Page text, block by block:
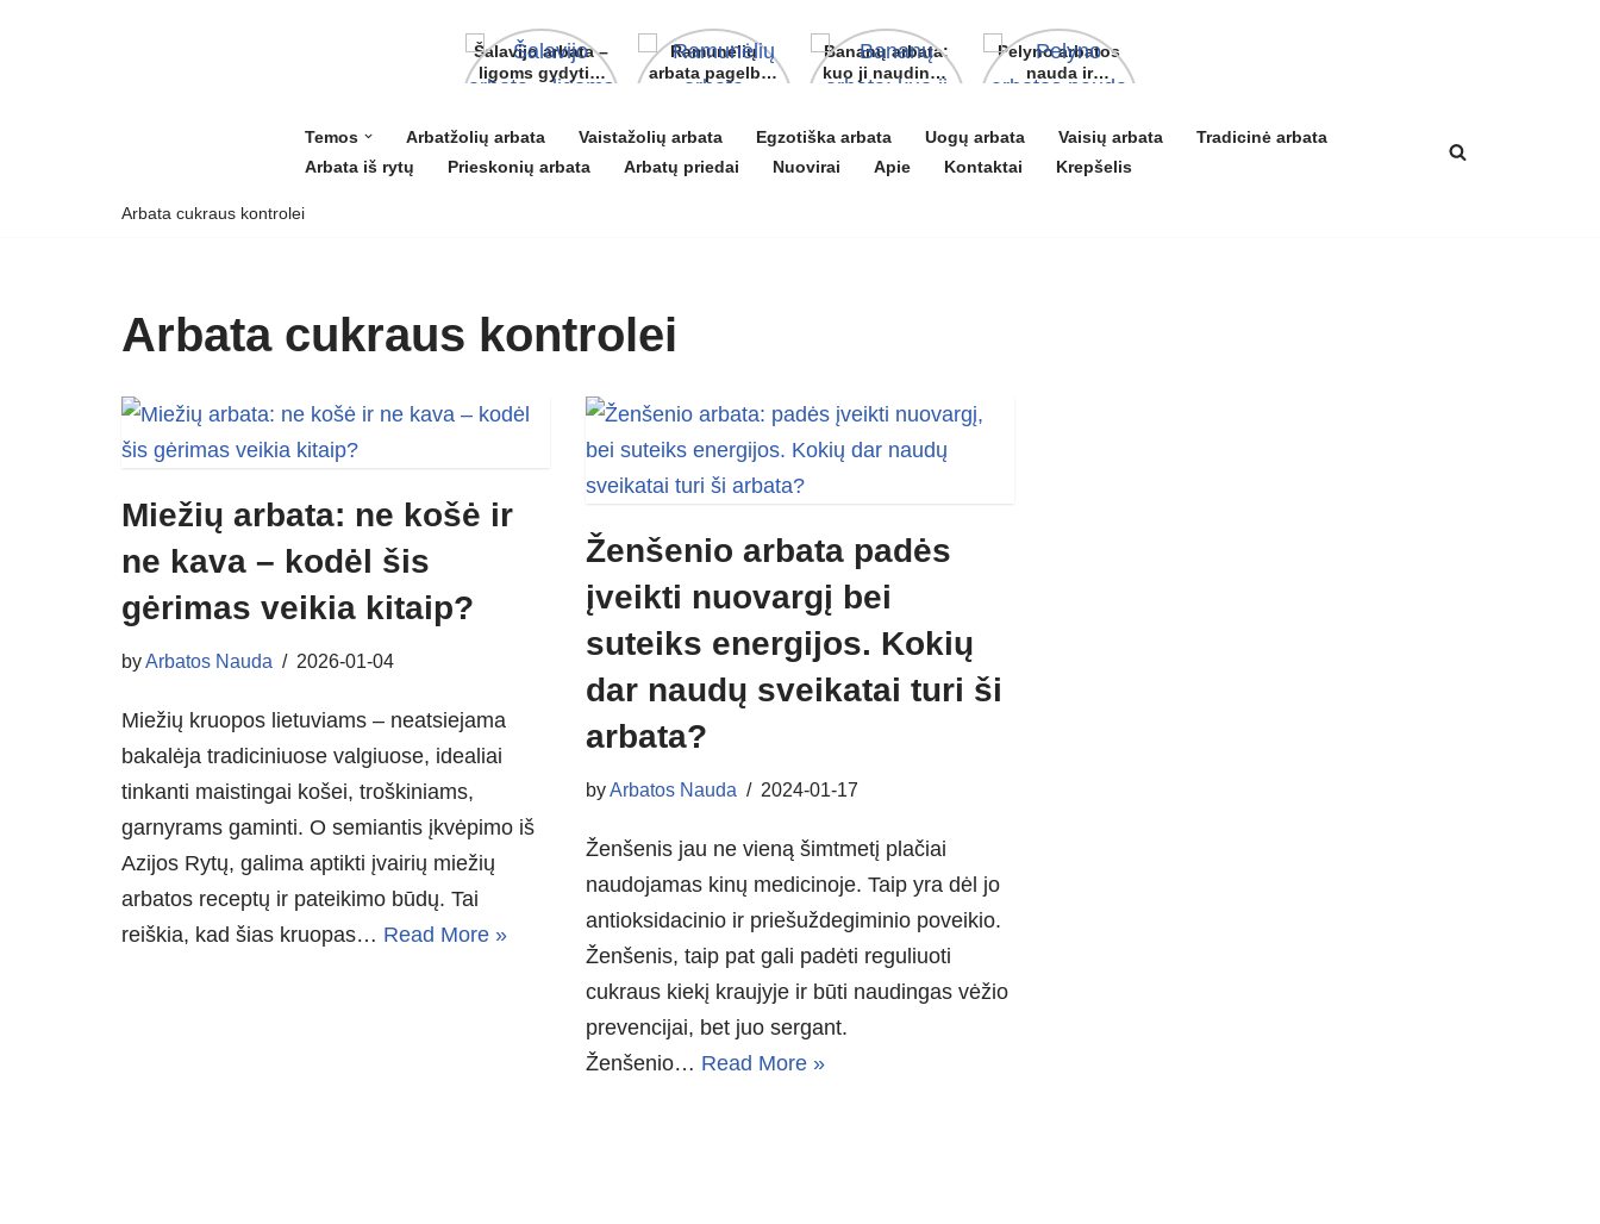
Šalavijo arbata –
ligoms gydyti ir
Ramunėlių
arbata pagelbės
Bananų arbata:
kuo ji naudinga
Pelyno arbatos
nauda ir
Temos Arbatžolių arbata Vaistažolių arbata Egzotiška arbata Uogų arbata Vaisių arbata
Tradicinė arbata
Arbata iš rytų
Prieskonių arbata Arbatų priedai Nuovirai Apie Kontaktai Krepšelis
Arbata cukraus kontrolei
Arbata cukraus kontrolei
Miežių arbata: ne košė ir
ne kava – kodėl šis
gėrimas veikia kitaip?
byArbatos Nauda 2026-01-04
Miežių kruopos lietuviams – neatsiejama
bakalėja tradiciniuose valgiuose, idealiai
tinkanti maistingai košei, troškiniams,
garnyrams gaminti. O semiantis įkvėpimo iš
Azijos Rytų, galima aptikti įvairių miežių
arbatos receptų ir pateikimo būdų. Tai
reiškia, kad šias kruopas… Read More »
Ženšenio arbata padės
įveikti nuovargį bei
suteiks energijos. Kokių
dar naudų sveikatai turi ši
arbata?
byArbatos Nauda 2024-01-17
Ženšenis jau ne vieną šimtmetį plačiai
naudojamas kinų medicinoje. Taip yra dėl jo
antioksidacinio ir priešuždegiminio poveikio.
Ženšenis, taip pat gali padėti reguliuoti
cukraus kiekį kraujyje ir būti naudingas vėžio
prevencijai, bet juo sergant.
Ženšenio… Read More »